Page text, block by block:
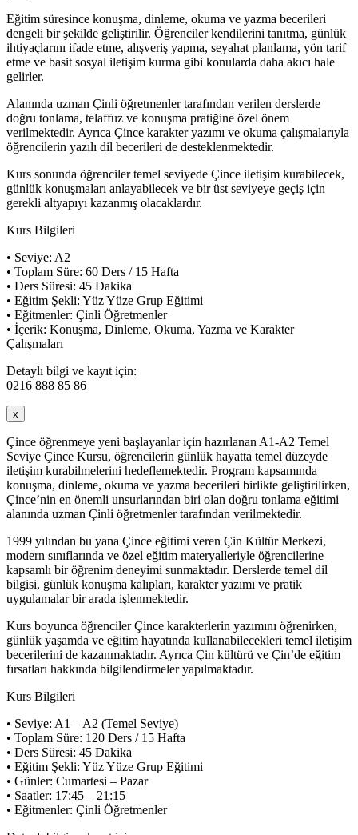
Eğitim süresince konuşma, dinleme, okuma ve yazma becerileri
dengeli bir şekilde geliştirilir. Öğrenciler kendilerini tanıtma, günlük
ihtiyaçlarını ifade etme, alışveriş yapma, seyahat planlama, yön tarif
etme ve basit sosyal iletişim kurma gibi konularda daha akıcı hale
gelirler.
Alanında uzman Çinli öğretmenler tarafından verilen derslerde
doğru tonlama, telaffuz ve konuşma pratiğine özel önem
verilmektedir. Ayrıca Çince karakter yazımı ve okuma çalışmalarıyla
öğrencilerin yazılı dil becerileri de desteklenmektedir.
Kurs sonunda öğrenciler temel seviyede Çince iletişim kurabilecek,
günlük konuşmaları anlayabilecek ve bir üst seviyeye geçiş için
gerekli altyapıyı kazanmış olacaklardır.
Kurs Bilgileri
• Seviye: A2
• Toplam Süre: 60 Ders / 15 Hafta
• Ders Süresi: 45 Dakika
• Eğitim Şekli: Yüz Yüze Grup Eğitimi
• Eğitmenler: Çinli Öğretmenler
• İçerik: Konuşma, Dinleme, Okuma, Yazma ve Karakter
Çalışmaları
Detaylı bilgi ve kayıt için:
0216 888 85 86
x
Çince öğrenmeye yeni başlayanlar için hazırlanan A1-A2 Temel
Seviye Çince Kursu, öğrencilerin günlük hayatta temel düzeyde
iletişim kurabilmelerini hedeflemektedir. Program kapsamında
konuşma, dinleme, okuma ve yazma becerileri birlikte geliştirilirken,
Çince’nin en önemli unsurlarından biri olan doğru tonlama eğitimi
alanında uzman Çinli öğretmenler tarafından verilmektedir.
1999 yılından bu yana Çince eğitimi veren Çin Kültür Merkezi,
modern sınıflarında ve özel eğitim materyalleriyle öğrencilerine
kapsamlı bir öğrenim deneyimi sunmaktadır. Derslerde temel dil
bilgisi, günlük konuşma kalıpları, karakter yazımı ve pratik
uygulamalar bir arada işlenmektedir.
Kurs boyunca öğrenciler Çince karakterlerin yazımını öğrenirken,
günlük yaşamda ve eğitim hayatında kullanabilecekleri temel iletişim
becerilerini de kazanmaktadır. Ayrıca Çin kültürü ve Çin’de eğitim
fırsatları hakkında bilgilendirmeler yapılmaktadır.
Kurs Bilgileri
• Seviye: A1 – A2 (Temel Seviye)
• Toplam Süre: 120 Ders / 15 Hafta
• Ders Süresi: 45 Dakika
• Eğitim Şekli: Yüz Yüze Grup Eğitimi
• Günler: Cumartesi – Pazar
• Saatler: 17:45 – 21:15
• Eğitmenler: Çinli Öğretmenler